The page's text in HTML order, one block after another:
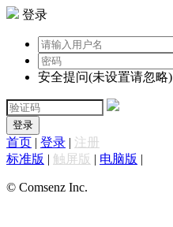
登录
安全提问(未设置请忽略)
登录
首页 | 登录 | 注册
标准版 | 触屏版 | 电脑版 |
© Comsenz Inc.